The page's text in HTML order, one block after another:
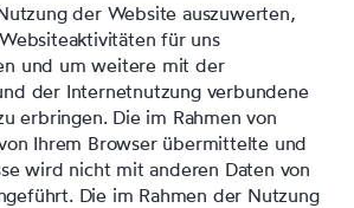
der Website auszuwerten,
für uns
und um weitere mit der
der Internetnutzung verbundene
erbringen. Die im Rahmen von
Ihrem Browser übermittelte und
wird nicht mit anderen Daten von
Die im Rahmen der Nutzung